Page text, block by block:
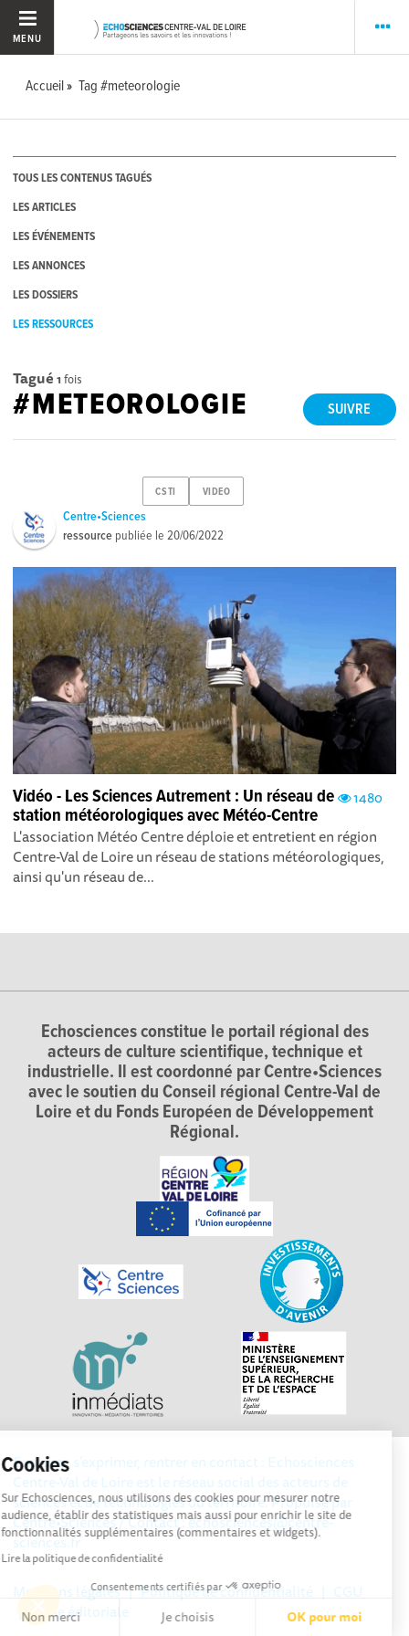
Cookies
Sur Echosciences, nous utilisons des cookies pour mesurer notre
audience, établir des statistiques mais aussi pour enrichir le site de
fonctionnalités supplémentaires (commentaires et widgets).
Lire la politique de confidentialité
Consentements certifiés par
Non merci Je choisis OK pour moi
MENU
Accueil Tag #meteorologie
TOUS LES CONTENUS TAGUÉS
LES ARTICLES
LES ÉVÉNEMENTS
LES ANNONCES
LES DOSSIERS
LES RESSOURCES
Tagué 1 fois
SUIVRE
#METEOROLOGIE
CSTI VIDEO
Centre•Sciences
ressource publiée le20/06/2022
1480
Vidéo - Les Sciences Autrement : Un réseau de
station météorologiques avec Météo-Centre
L'association Météo Centre déploie et entretient en région
Centre-Val de Loire un réseau de stations météorologiques,
ainsi qu'un réseau de...
Echosciences constitue le portail régional des
acteurs de culture scientifique, technique et
industrielle. Il est coordonné par Centre•Sciences
avec le soutien du Conseil régional Centre-Val de
Loire et du Fonds Européen de Développement
Régional.
Explorer, s’exprimer, rentrer en contact : Echosciences
Centre-Val de Loire est le réseau social des acteurs de
sciences et de technologies du territoire. Propulsé par
Centre•Sciences/ Contact : echosciences@centre-
sciences.fr
Mentions légales|Politique de confidentialité
CGU
|Ligne éditoriale